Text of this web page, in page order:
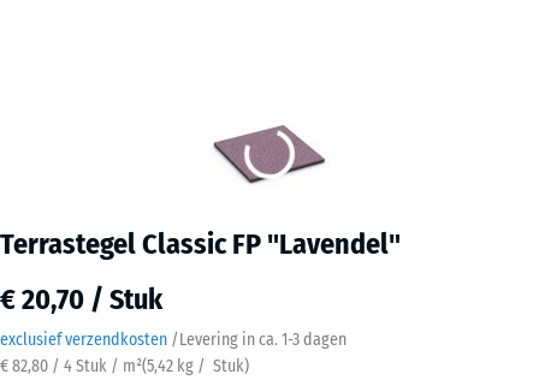
Terrastegel Classic FP "Lavendel"
€ 20,70 / Stuk
exclusief verzendkosten /Levering in ca. 1-3 dagen
€ 82,80 / 4 Stuk / m²(5,42 kg / Stuk)